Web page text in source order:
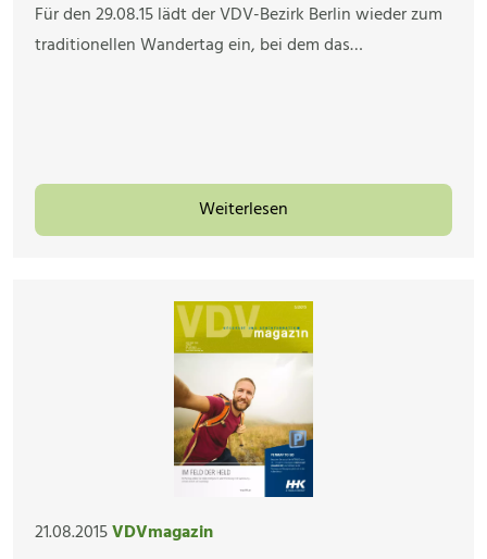
Für den 29.08.15 lädt der VDV-Bezirk Berlin wieder zum
traditionellen Wandertag ein, bei dem das…
Weiterlesen
21.08.2015VDVmagazin